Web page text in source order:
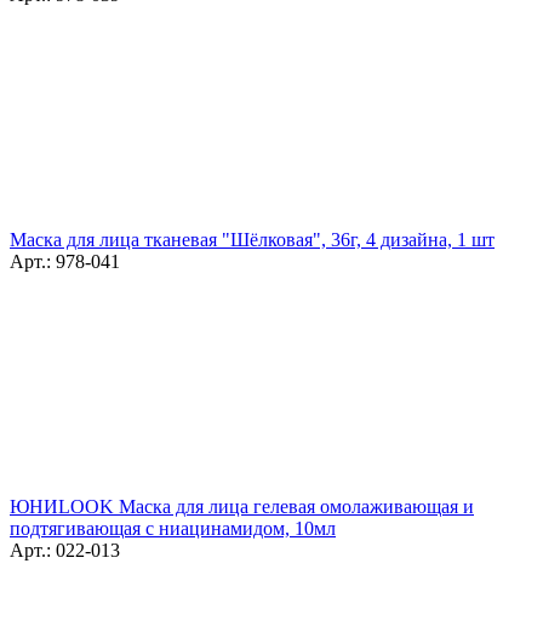
Маска для лица тканевая "Шёлковая", 36г, 4 дизайна, 1 шт
Арт.: 978-041
ЮНИLOOK Маска для лица гелевая омолаживающая и
подтягивающая с ниацинамидом, 10мл
Арт.: 022-013